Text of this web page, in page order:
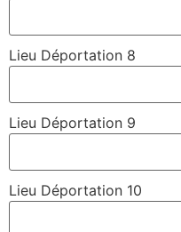
Lieu Déportation 8
Lieu Déportation 9
Lieu Déportation 10